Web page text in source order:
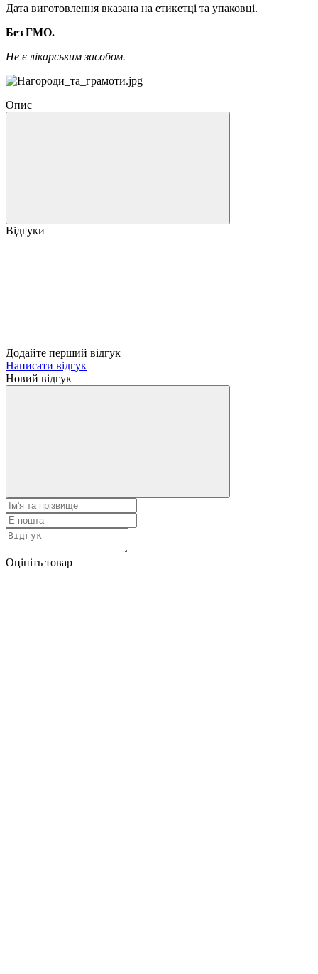
Дата виготовлення вказана на етикетці та упаковці.
Без ГМО.
Не є лікарським засобом.
Опис
Відгуки
Додайте перший відгук
Написати відгук
Новий відгук
Оцініть товар